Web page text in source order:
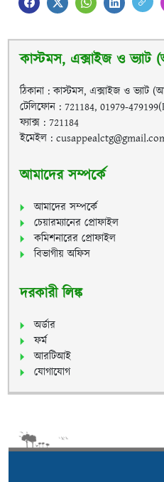
কাস্টমস, এক্সাইজ ও ভ্যাট
ঠিকানা : কাস্টমস, এক্সাইজ ও ভ্যাট
টেলিফোন : 721184, 01979-
ফ্যাক্স : 721184
ইমেইল :
আমাদের সম্পর্কে
আমাদের সম্পর্কে
চেয়ারম্যানের প্রোফাইল
কমিশনারের প্রোফাইল
বিভাগীয় অফিস
দরকারী লিঙ্ক
অর্ডার
ফর্ম
আরটিআই
যোগাযোগ